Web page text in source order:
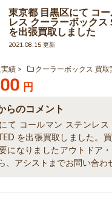
東京都 目黒区にて コ
レス クーラーボックス
を出張買取しました
2021.08.15 更新
績 クーラーボックス 買取
円
らのコメント
て コールマン ステンレス
を出張買取しました。
になりましたアウトドア
、アシストまでお問い合わ